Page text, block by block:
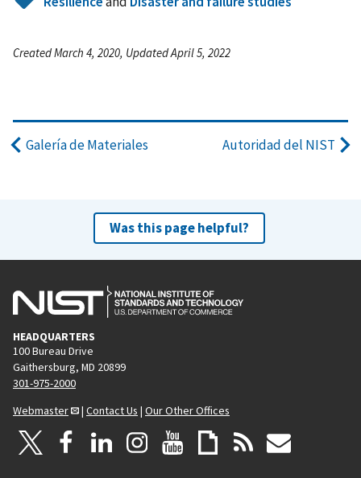
Created March 4, 2020, Updated April 5, 2022
Galería de Materiales Autoridad del NIST
Was this page helpful?
HEADQUARTERS
100 Bureau Drive
Gaithersburg, MD 20899
301-975-2000
Webmaster
| Contact Us | Our Other Offices